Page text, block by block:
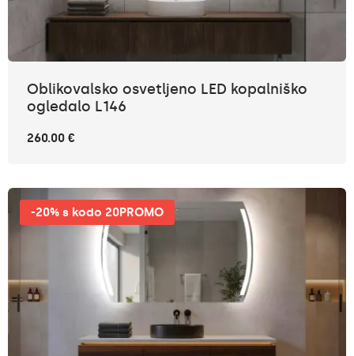
Oblikovalsko osvetljeno LED kopalniško
ogledalo L146
260.00 €
-20% s kodo 20PROMO